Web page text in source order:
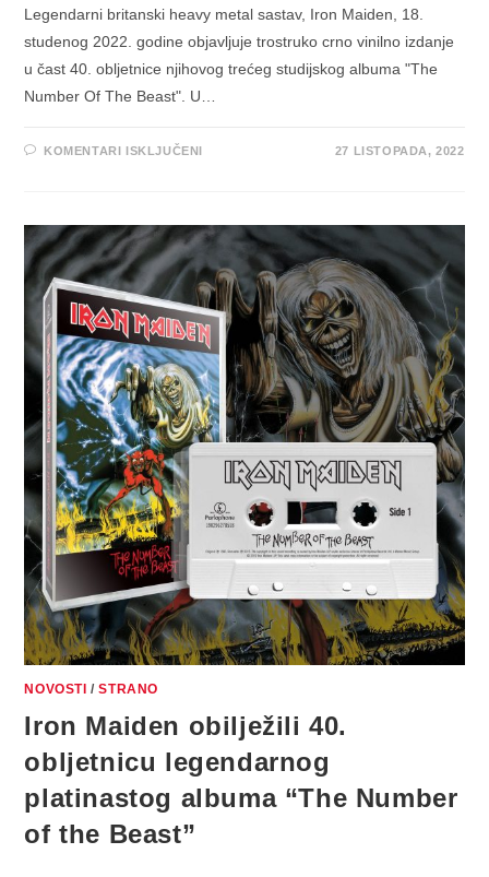
Legendarni britanski heavy metal sastav, Iron Maiden, 18.
studenog 2022. godine objavljuje trostruko crno vinilno izdanje
u čast 40. obljetnice njihovog trećeg studijskog albuma "The
Number Of The Beast". U…
KOMENTARI ISKLJUČENI
POVODOM
OBLJETNICE
ALBUMA
“THE
NUMBER
OF
THE
BEAST”
DOSTUPNO
ZA
PRE-
ORDER
27 LISTOPADA, 2022
NOVOSTI /STRANO
Iron Maiden obilježili 40.
obljetnicu legendarnog
platinastog albuma “The Number
of the Beast”